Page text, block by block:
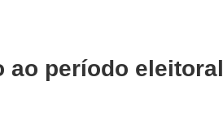
ao período eleitoral